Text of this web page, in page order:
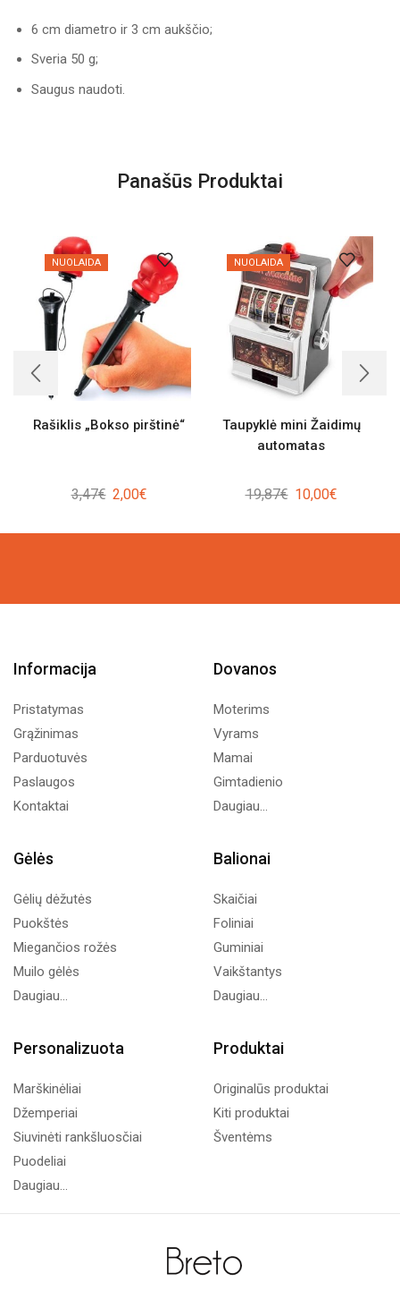
6 cm diametro ir 3 cm aukščio;
Sveria 50 g;
Saugus naudoti.
Panašūs Produktai
NUOLAIDA
Rašiklis „Bokso pirštinė“
3,47€ Original
was:
2,00€Current
is:
NUOLAIDA
Taupyklė mini Žaidimų
automatas
19,87€ Original
was:
10,00€Current
is:
Informacija
Pristatymas
Grąžinimas
Parduotuvės
Paslaugos
Kontaktai
Dovanos
Moterims
Vyrams
Mamai
Gimtadienio
Daugiau...
Gėlės
Gėlių dėžutės
Puokštės
Miegančios rožės
Muilo gėlės
Daugiau...
Balionai
Skaičiai
Foliniai
Guminiai
Vaikštantys
Daugiau...
Personalizuota
Marškinėliai
Džemperiai
Siuvinėti rankšluosčiai
Puodeliai
Daugiau...
Produktai
Originalūs produktai
Kiti produktai
Šventėms